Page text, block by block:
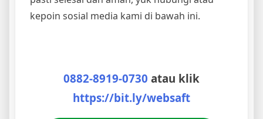
kepoin sosial media kami di bawah ini.
0882-8919-0730 atau klik
https://bit.ly/websaft